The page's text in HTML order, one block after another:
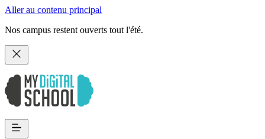
Aller au contenu principal
Nos campus restent ouverts tout l'été.